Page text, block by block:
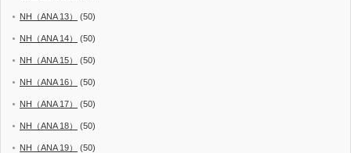
NH（ANA 13） (50)
NH（ANA 14） (50)
NH（ANA 15） (50)
NH（ANA 16） (50)
NH（ANA 17） (50)
NH（ANA 18） (50)
NH（ANA 19） (50)